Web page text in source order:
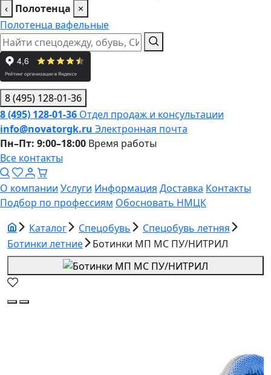
‹ Полотенца
×
Полотенца вафельные
8 (495) 128-01-36
8 (495) 128-01-36 Отдел продаж и консультации
info@novatorgk.ru Электронная почта
Пн–Пт: 9:00–18:00 Время работы
Все контакты
О компании Услуги Информация Доставка Контакты
Подбор по профессиям Обосновать НМЦК
Каталог
Спецобувь
Спецобувь летняя
Ботинки летние
Ботинки МП МС ПУ/НИТРИЛ